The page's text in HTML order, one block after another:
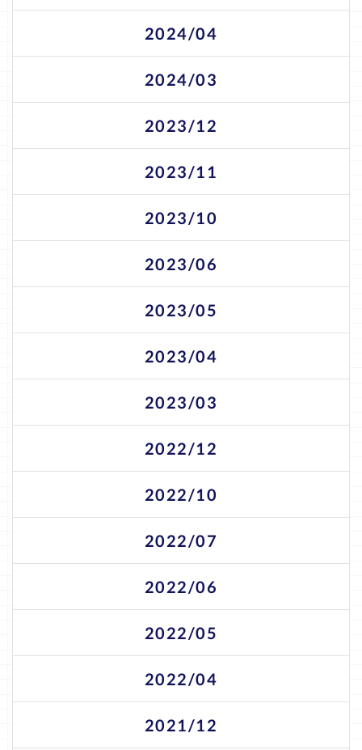
2024/04
2024/03
2023/12
2023/11
2023/10
2023/06
2023/05
2023/04
2023/03
2022/12
2022/10
2022/07
2022/06
2022/05
2022/04
2021/12